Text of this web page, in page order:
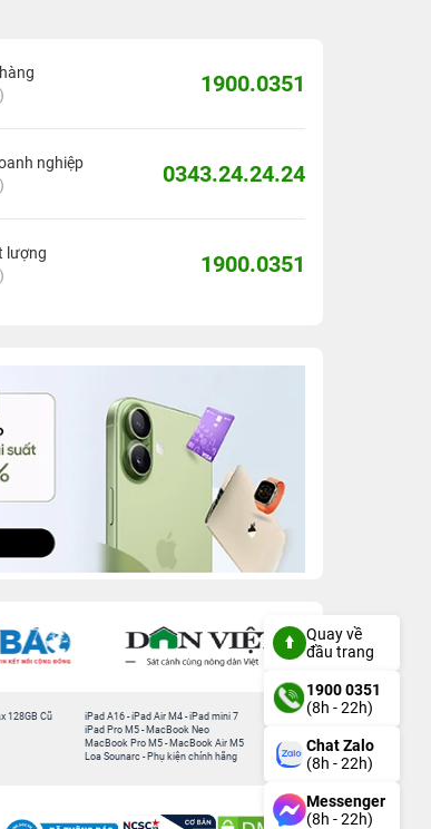
1900.0351
nghiệp
0343.24.24.24
lượng
1900.0351
128GB Cũ
iPad A16 -iPad Air M4 -iPad mini 7
iPad Pro M5 - MacBook Neo
MacBook Pro M5 - MacBook Air M5
Loa Sounarc - Phụ kiện chính hãng
Quay về
đầu trang
1900 0351
(8h - 22h)
Chat Zalo
(8h - 22h)
Messenger
(8h - 22h)